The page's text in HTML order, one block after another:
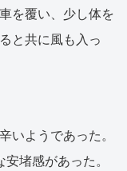
を覆い、少し体を
と共に風も入っ
いようであった。
堵感があった。